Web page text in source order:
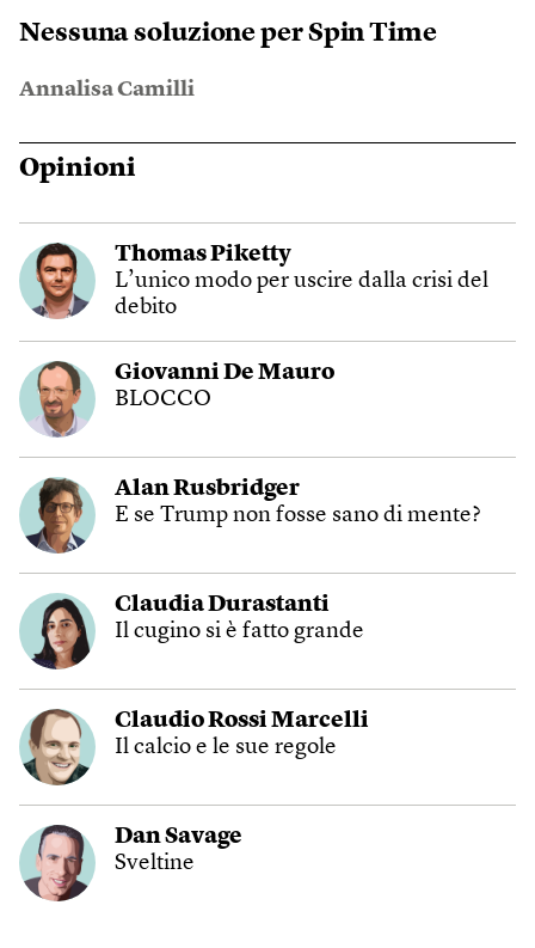
Nessuna soluzione per Spin Time
Annalisa Camilli
Opinioni
Thomas Piketty
L’unico modo per uscire dalla crisi del
debito
Giovanni De Mauro
BLOCCO
Alan Rusbridger
E se Trump non fosse sano di mente?
Claudia Durastanti
Il cugino si è fatto grande
Claudio Rossi Marcelli
Il calcio e le sue regole
Dan Savage
Sveltine